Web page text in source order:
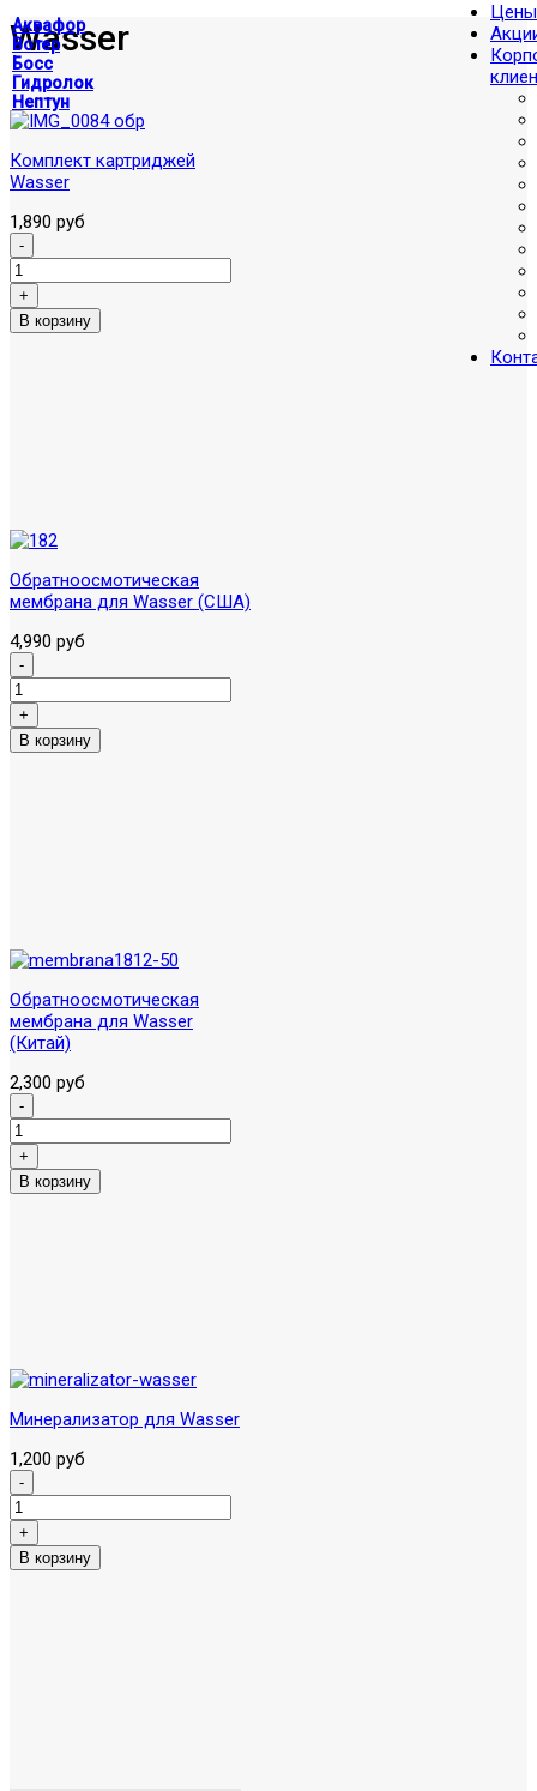
Аквафор
Вотер
Босс
Гидролок
Нептун
Цены
Wasser
Комплект картриджей
Wasser
1,890 руб
Обратноосмотическая
мембрана для Wasser (США)
4,990 руб
Обратноосмотическая
мембрана для Wasser
(Китай)
2,300 руб
Минерализатор для Wasser
1,200 руб